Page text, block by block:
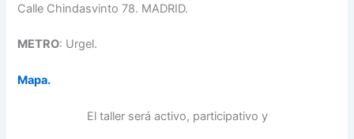
Calle Chindasvinto 78. MADRID.
METRO: Urgel.
Mapa.
El taller será activo, participativo y